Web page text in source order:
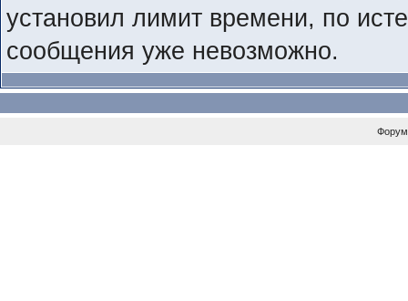
установил лимит времени, по
сообщения уже невозможно.
Форум